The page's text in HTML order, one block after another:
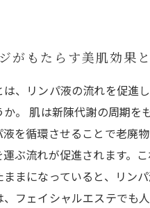
がもたらす美肌効果
は、リンパ液の流れを促進
。 肌は新陳代謝の周期
を循環させることで老廃
ぶ流れが促進されます。
まになっていると、リン
、フェイシャルエステでも